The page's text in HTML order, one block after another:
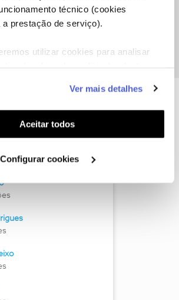
técnico (cookies
prestação de serviço).
utilizar cookies para analisar
de personalização e
anúncios aos seus interesses
personalizada). Pode gerir a
clicando em "Configurar
Ver mais detalhes
Aceitar todos
Configurar cookies
Fame de julho